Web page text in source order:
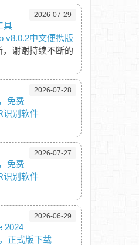
2026-07-29
具
v8.0.2中文便携版
谢谢持续不断的
2026-07-28
免费
识别软件
2026-07-27
免费
识别软件
2026-06-29
2024
正式版下载